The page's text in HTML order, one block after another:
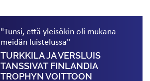
"Tunsi, että yleisökin oli mukana
meidän luistelussa"
TURKKILA JA VERSLUIS
TANSSIVAT FINLANDIA
TROPHYN VOITTOON